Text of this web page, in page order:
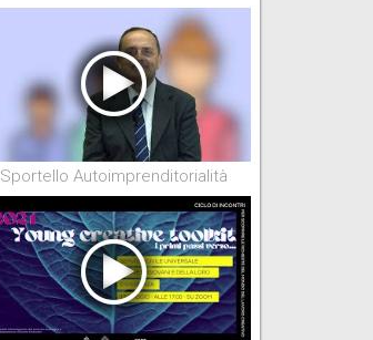
Sportello Autoimprenditorialità